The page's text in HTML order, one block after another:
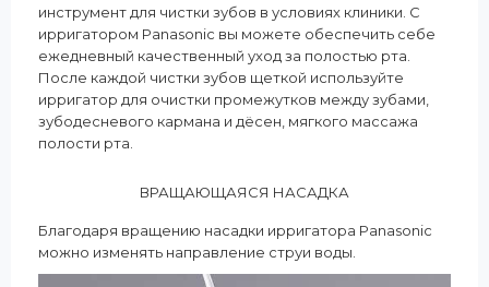
инструмент для чистки зубов в условиях клиники. С
ирригатором Panasonic вы можете обеспечить себе
ежедневный качественный уход за полостью рта.
После каждой чистки зубов щеткой используйте
ирригатор для очистки промежутков между зубами,
зубодесневого кармана и дёсен, мягкого массажа
полости рта.
ВРАЩАЮЩАЯСЯ НАСАДКА
Благодаря вращению насадки ирригатора Panasonic
можно изменять направление струи воды.